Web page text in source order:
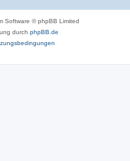
Software © phpBB Limited
durch phpBB.de